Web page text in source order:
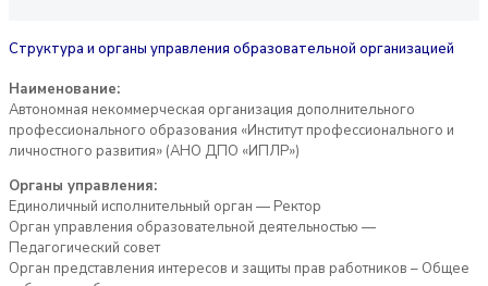
Структура и органы управления образовательной организацией
Наименование:
Автономная некоммерческая организация дополнительного
профессионального образования «Институт профессионального и
личностного развития» (АНО ДПО «ИПЛР»)
Органы управления:
Единоличный исполнительный орган — Ректор
Орган управления образовательной деятельностью —
Педагогический совет
Орган представления интересов и защиты прав работников – Общее